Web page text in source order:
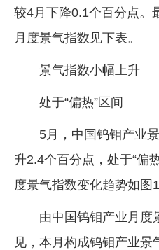
较4月下降0.1个百分点。
月度景气指数见下表。
景气指数小幅上升
处于“偏热”区间
5月，中国钨钼产业
升2.4个百分点，处于“偏
度景气指数变化趋势如图1
由中国钨钼产业月度
见，本月构成钨钼产业景